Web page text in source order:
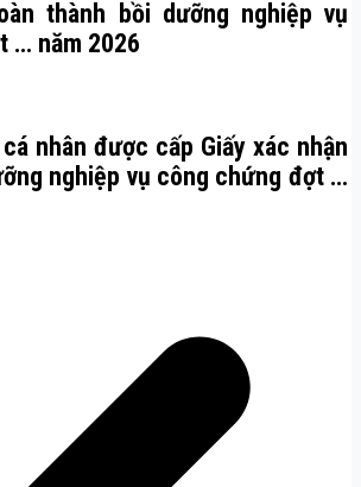
thành bồi dưỡng nghiệp vụ
… năm 2026
nhân được cấp Giấy xác nhận
nghiệp vụ công chứng đợt …